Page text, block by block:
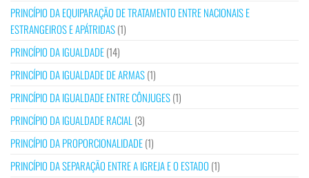
PRINCÍPIO DA EQUIPARAÇÃO DE TRATAMENTO ENTRE NACIONAIS E
ESTRANGEIROS E APÁTRIDAS(1)
PRINCÍPIO DA IGUALDADE(14)
PRINCÍPIO DA IGUALDADE DE ARMAS(1)
PRINCÍPIO DA IGUALDADE ENTRE CÔNJUGES(1)
PRINCÍPIO DA IGUALDADE RACIAL(3)
PRINCÍPIO DA PROPORCIONALIDADE(1)
PRINCÍPIO DA SEPARAÇÃO ENTRE A IGREJA E O ESTADO (1)